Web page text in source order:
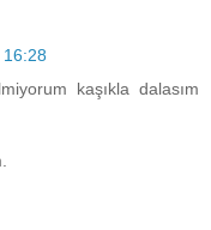
kaşıkla dalasım